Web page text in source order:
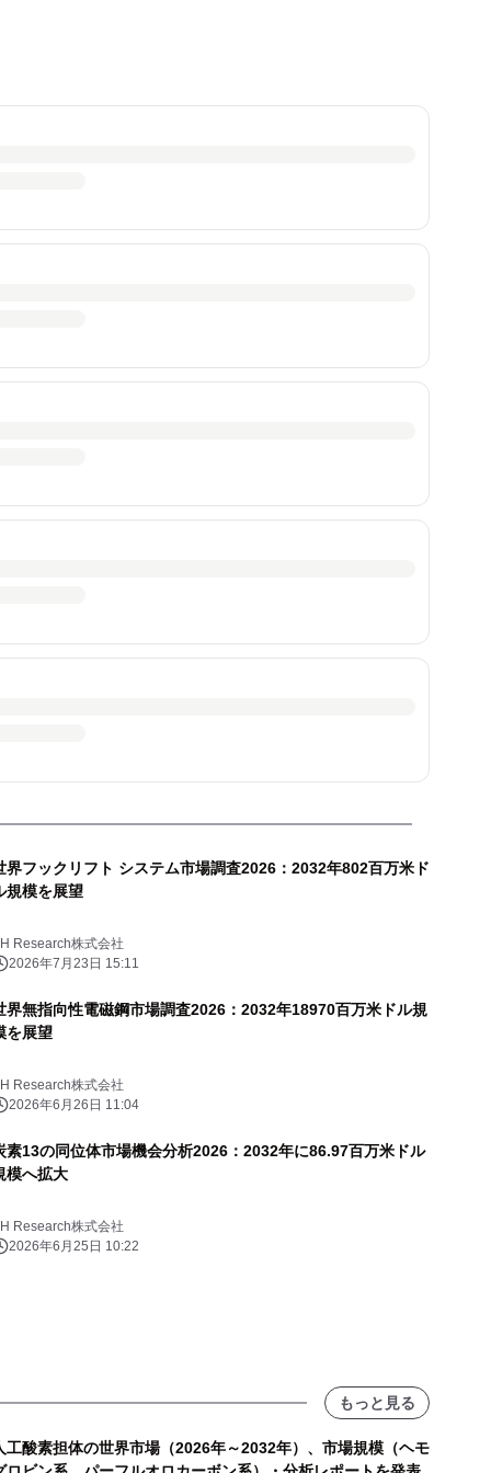
界フックリフト システム市場調査2026：2032年802百万米ド
規模を展望
Research株式会社
2026年7月23日 15:11
界無指向性電磁鋼市場調査2026：2032年18970百万米ドル規
を展望
Research株式会社
2026年6月26日 11:04
素13の同位体市場機会分析2026：2032年に86.97百万米ドル
模へ拡大
Research株式会社
2026年6月25日 10:22
もっと見る
工酸素担体の世界市場（2026年～2032年）、市場規模（ヘモ